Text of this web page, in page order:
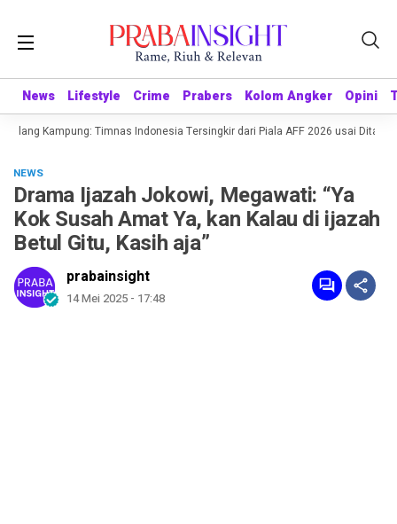
News Lifestyle Crime Prabers Kolom Angker Opini
News Lifestyle Crime Prabers Kolom Angker Opini
Kampung: Timnas Indonesia Tersingkir dari Piala AFF 2026 usai Ditahan
NEWS
Drama Ijazah Jokowi, Megawati: “Ya
Kok Susah Amat Ya, kan Kalau di ijazah
Betul Gitu, Kasih aja”
prabainsight
14 Mei 2025 - 17:48